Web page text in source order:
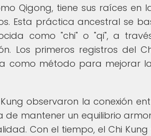
Qigong, tiene sus raíces en
Esta práctica ancestral se
como "chi" o "qi", a
Los primeros registros del
como método para mejorar
observaron la conexión
mantener un equilibrio
Con el tiempo, el Chi Kung